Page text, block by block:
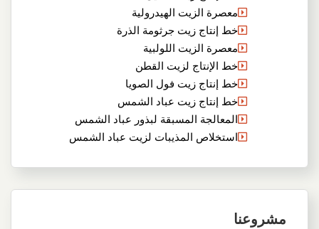
معصرة الزيت الهيدرولية
خط إنتاج زيت جرثومة الذرة
معصرة الزيت اللولبية
خط الإنتاج لزيت القطن
خط إنتاج زيت فول الصويا
خط إنتاج زيت عباد الشمس
المعالجة المسبقة لبذور عباد الشمس
استخلاص المذيبات لزيت عباد الشمس
مشروعنا